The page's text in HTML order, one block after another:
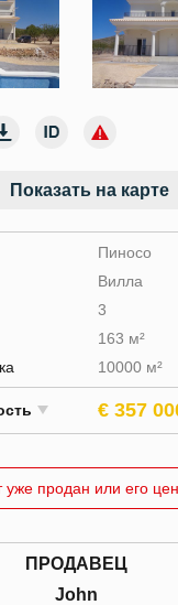
Показать на карте
Пиносо
Вилла
3
163 м²
10000 м²
€ 357
уже продан или его
ПРОДАВЕЦ
John